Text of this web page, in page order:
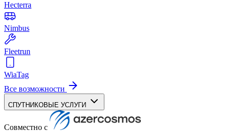
Hecterra
Nimbus
Fleetrun
WiaTag
Все возможности
СПУТНИКОВЫЕ УСЛУГИ
Совместно с